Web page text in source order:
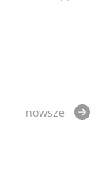
nowsze